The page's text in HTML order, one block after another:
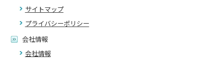
サイトマップ
プライバシーポリシー
会社情報
会社情報